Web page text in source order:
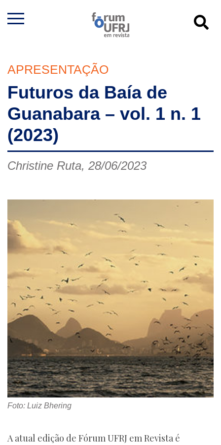
APRESENTAÇÃO
Futuros da Baía de
Guanabara – vol. 1 n. 1
(2023)
Christine Ruta, 28/06/2023
Foto: Luiz Bhering
A atual edição de Fórum UFRJ em Revista é